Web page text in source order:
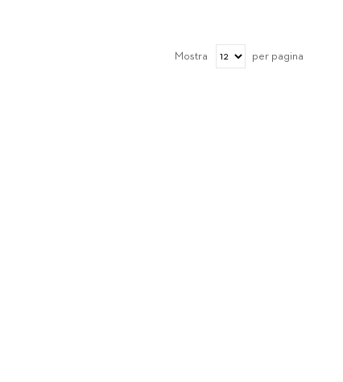
Mostra per pagina